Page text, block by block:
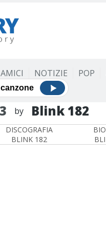
AMICI NOTIZIE POP
by Blink 182
DISCOGRAFIA
BLINK 182